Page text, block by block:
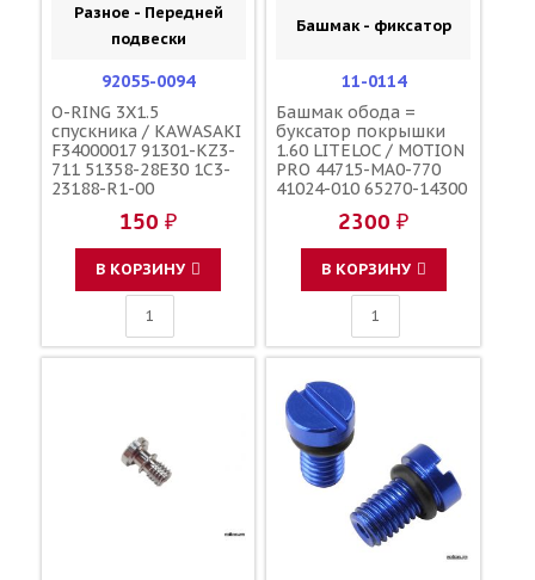
Разное - Передней
подвески
92055-0094
O-RING 3X1.5
спускника / KAWASAKI
F34000017 91301-KZ3-
711 51358-28E30 1C3-
23188-R1-00
150 ₽
В КОРЗИНУ
Башмак - фиксатор
11-0114
Башмак обода =
буксатор покрышки
1.60 LITELOC / MOTION
PRO 44715-MA0-770
41024-010 65270-14300
2300 ₽
В КОРЗИНУ